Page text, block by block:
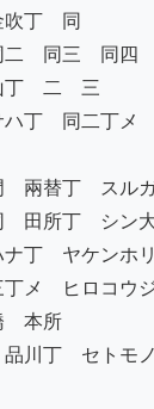
吹丁　同
　同三　同四
丁　二　三
　同二丁メ　
　兩替丁　スル
　田所丁　シン
　ヤケンホ
メ　ヒロコウ
本所
品川丁　セトモ